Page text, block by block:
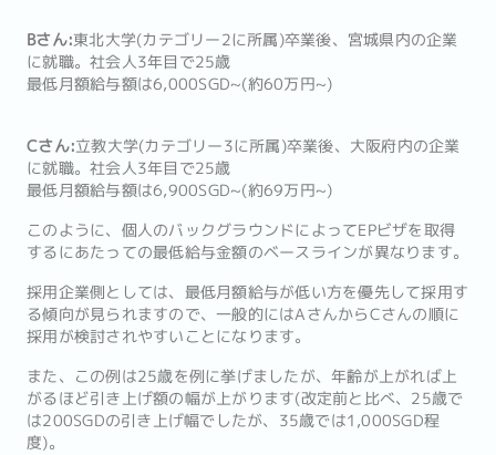
Bさん:東北大学(カテゴリー2に所属)卒業後、宮城県内の企業
に就職。社会人3年目で25歳
最低月額給与額は6,000SGD~(約60万円~)
Cさん:立教大学(カテゴリー3に所属)卒業後、大阪府内の企業
に就職。社会人3年目で25歳
最低月額給与額は6,900SGD~(約69万円~)
このように、個人のバックグラウンドによってEPビザを取得
するにあたっての最低給与金額のベースラインが異なります。
採用企業側としては、最低月額給与が低い方を優先して採用す
る傾向が見られますので、一般的にはAさんからCさんの順に
採用が検討されやすいことになります。
また、この例は25歳を例に挙げましたが、年齢が上がれば上
がるほど引き上げ額の幅が上がります(改定前と比べ、25歳で
は200SGDの引き上げ幅でしたが、35歳では1,000SGD程
度)。